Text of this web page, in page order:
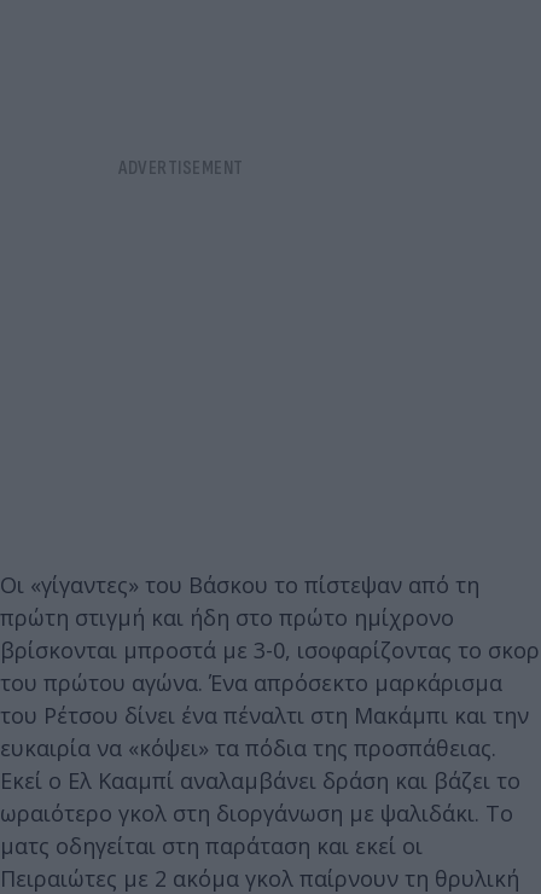
Οι «γίγαντες» του Βάσκου το πίστεψαν από τη
πρώτη στιγμή και ήδη στο πρώτο ημίχρονο
βρίσκονται μπροστά με 3-0, ισοφαρίζοντας το σκορ
του πρώτου αγώνα. Ένα απρόσεκτο μαρκάρισμα
του Ρέτσου δίνει ένα πέναλτι στη Μακάμπι και την
ευκαιρία να «κόψει» τα πόδια της προσπάθειας.
Εκεί ο Ελ Κααμπί αναλαμβάνει δράση και βάζει το
ωραιότερο γκολ στη διοργάνωση με ψαλιδάκι. Το
ματς οδηγείται στη παράταση και εκεί οι
Πειραιώτες με 2 ακόμα γκολ παίρνουν τη θρυλική